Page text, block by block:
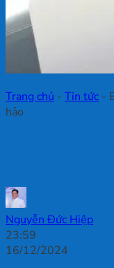
Quay trở lại cửa
Trang chủ - Tin tức -
hảo
Nguyễn Đức Hiệp
23:59
16/12/2024